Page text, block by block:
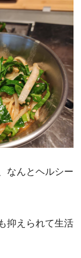
なんとヘルシー
抑えられて生活